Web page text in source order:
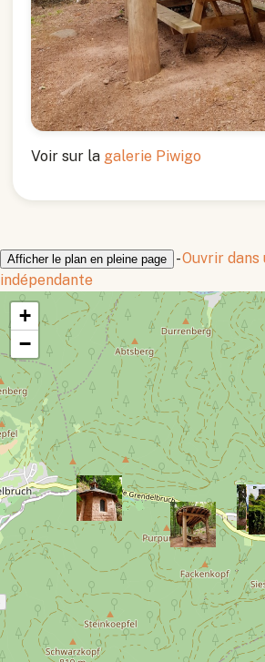
Voir sur la galerie Piwigo
Afficher le plan en pleine page -Ouvrir dans
indépendante